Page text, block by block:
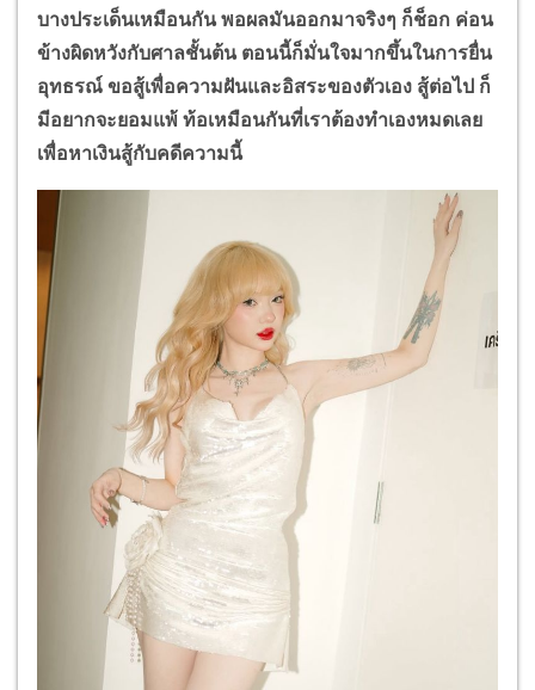
บางประเด็นเหมือนกัน พอผลมันออกมาจริงๆ ก็ช็อก ค่อน
ข้างผิดหวังกับศาลชั้นต้น ตอนนี้ก็มั่นใจมากขึ้นในการยื่น
อุทธรณ์ ขอสู้เพื่อความฝันและอิสระของตัวเอง สู้ต่อไป ก็
มีอยากจะยอมแพ้ ท้อเหมือนกันที่เราต้องทำเองหมดเลย
เพื่อหาเงินสู้กับคดีความนี้